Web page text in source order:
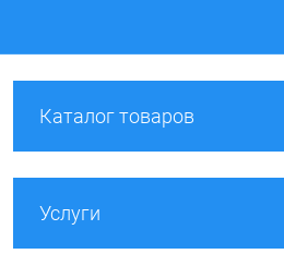
Каталог товаров
Услуги